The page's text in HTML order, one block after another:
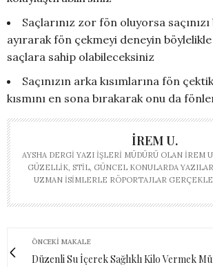
Saçlarınız zor fön oluyorsa
ayırarak fön çekmeyi deneyin böylelikle
saçlara sahip olabileceksiniz
Saçınızın arka kısımlarına fön
kısmını en sona bırakarak onu da
İREM U.
AYSHA DERGI YAZI İŞLERI MÜDÜRÜ OLAN İREM
GÜZELLIK, STIL, GÜNCEL KONULARDA
UZMAN ISIMLERLE RÖPORTAJLAR
ÖNCEKI MAKALE
Düzenli Su İçerek Sağlıklı Kilo Vermek